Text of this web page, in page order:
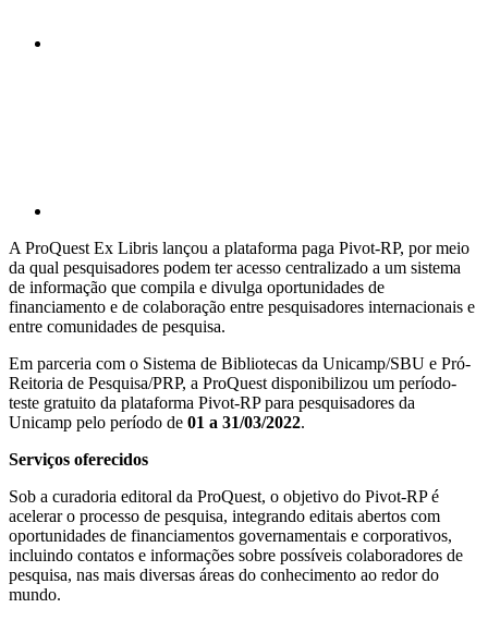
A ProQuest Ex Libris lançou a plataforma paga Pivot-RP, por meio
da qual pesquisadores podem ter acesso centralizado a um sistema
de informação que compila e divulga oportunidades de
financiamento e de colaboração entre pesquisadores internacionais e
entre comunidades de pesquisa.
Em parceria com o Sistema de Bibliotecas da Unicamp/SBU e Pró-
Reitoria de Pesquisa/PRP, a ProQuest disponibilizou um período-
teste gratuito da plataforma Pivot-RP para pesquisadores da
Unicamp pelo período de 01 a 31/03/2022.
Serviços oferecidos
Sob a curadoria editoral da ProQuest, o objetivo do Pivot-RP é
acelerar o processo de pesquisa, integrando editais abertos com
oportunidades de financiamentos governamentais e corporativos,
incluindo contatos e informações sobre possíveis colaboradores de
pesquisa, nas mais diversas áreas do conhecimento ao redor do
mundo.